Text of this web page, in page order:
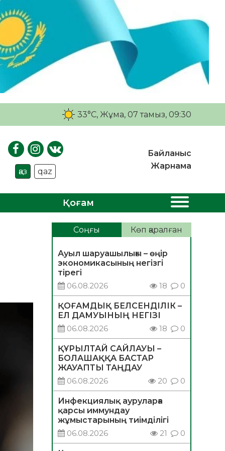
33°C, Жұма, 07 тамыз, 09:30
қаз qaz
Байланыс
Жарнама
Қоғам
Соңғы Көп қаралған
Ауыл шаруашылығы – өңір
экономикасының негізгі
тірегі
06.08.2026
18 0
ҚОҒАМДЫҚ БЕЛСЕНДІЛІК –
ЕЛ ДАМУЫНЫҢ НЕГІЗІ
06.08.2026
18 0
ҚҰРЫЛТАЙ САЙЛАУЫ –
БОЛАШАҚҚА БАСТАР
ЖАУАПТЫ ТАҢДАУ
06.08.2026
20 0
Инфекциялық ауруларға
қарсы иммундау
жұмыстарының тиімділігі
06.08.2026
21 0